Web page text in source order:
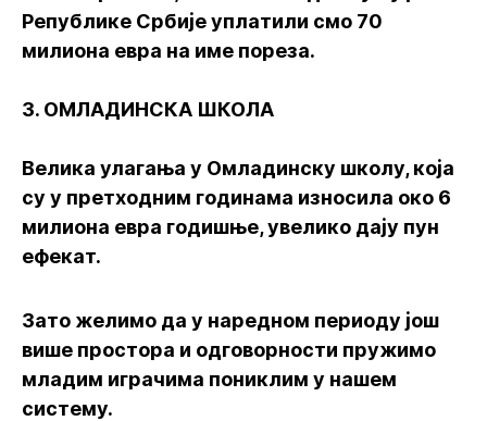
Републике Србије уплатили смо 70
милиона евра на име пореза.
3. ОМЛАДИНСКА ШКОЛА
Велика улагања у Омладинску школу, која
су у претходним годинама износила око 6
милиона евра годишње, увелико дају пун
ефекат.
Зато желимо да у наредном периоду још
више простора и одговорности пружимо
младим играчима пониклим у нашем
систему.